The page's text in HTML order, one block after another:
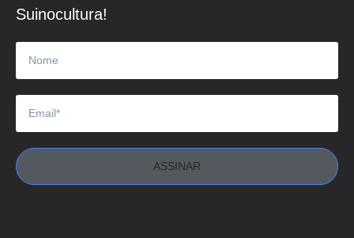
Suinocultura!
ASSINAR